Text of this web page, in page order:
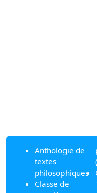
Anthologie de
textes
philosophiques
Classe de